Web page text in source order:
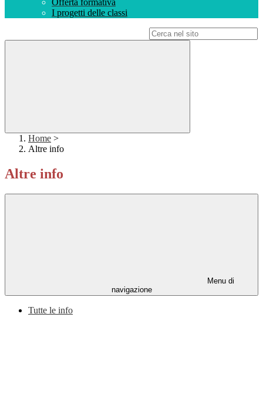
Offerta formativa
I progetti delle classi
Home >
Altre info
Altre info
Menu di
navigazione
Tutte le info